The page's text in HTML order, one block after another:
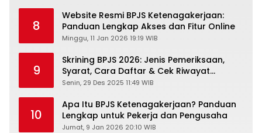
8
Website Resmi BPJS Ketenagakerjaan:
Panduan Lengkap Akses dan Fitur Online
Minggu, 11 Jan 2026 19:19 WIB
9
Skrining BPJS 2026: Jenis Pemeriksaan,
Syarat, Cara Daftar & Cek Riwayat
Kesehatan Gratis
Senin, 29 Des 2025 11:49 WIB
10
Apa Itu BPJS Ketenagakerjaan? Panduan
Lengkap untuk Pekerja dan Pengusaha
Jumat, 9 Jan 2026 20:10 WIB